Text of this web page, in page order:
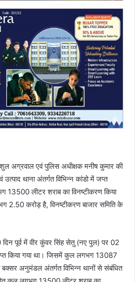
अग्रवाल एवं पुलिस अधीक्षक मनीष कुमार की
थाना अंतर्गत विभिन्न कांडो में जप्त
13500 लीटर शराब का विनष्टीकरण किया
2.50 करोड़ है, विनष्टीकरण बाजार समिति के
दिन पूर्व में वीर कुंवर सिंह सेतु (नए पुल) पर 02
जप्त किया गया था। जिसमें कुल लगभग 13087
अनुमंडल अंतर्गत विभिन्न थानों से संबंधित